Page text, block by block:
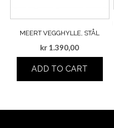
MEERT VEGGHYLLE, STÅL
kr 1.390,00
ADD TO CART